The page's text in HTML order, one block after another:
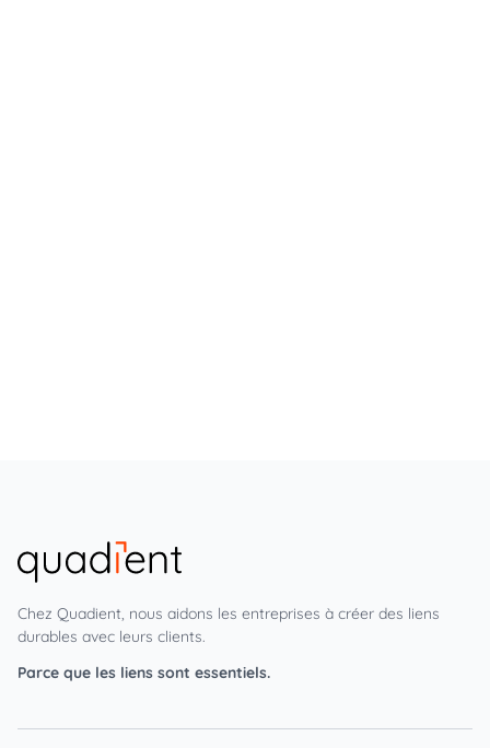
Chez Quadient, nous aidons les entreprises à créer des liens
durables avec leurs clients.
Parce que les liens sont essentiels.